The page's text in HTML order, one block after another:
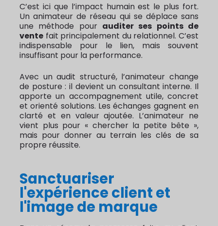
C’est ici que l’impact humain est le plus fort.
Un animateur de réseau qui se déplace sans
une méthode pour auditer ses points de
vente fait principalement du relationnel. C’est
indispensable pour le lien, mais souvent
insuffisant pour la performance.
Avec un audit structuré, l’animateur change
de posture : il devient un consultant interne. Il
apporte un accompagnement utile, concret
et orienté solutions. Les échanges gagnent en
clarté et en valeur ajoutée. L’animateur ne
vient plus pour « chercher la petite bête »,
mais pour donner au terrain les clés de sa
propre réussite.
Sanctuariser
l'expérience client et
l'image de marque